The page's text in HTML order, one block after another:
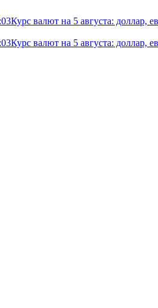
Курс валют на 5 августа: доллар,
Курс валют на 5 августа: доллар,